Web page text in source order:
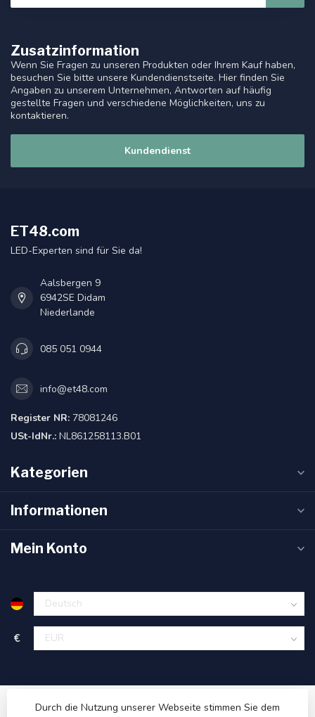
Zusatzinformation
Wenn Sie Fragen zu unseren Produkten oder Ihrem Kauf haben,
besuchen Sie bitte unsere Kundendienstseite. Hier finden Sie
Angaben zu unserem Unternehmen, Antworten auf häufig
gestellte Fragen und verschiedene Möglichkeiten, uns zu
kontaktieren.
Kundendienst
ET48.com
LED-Experten sind für Sie da!
Aalsbergen 9
6942SE Didam
Niederlande
085 051 0944
info@et48.com
Register NR: 78081246
USt-IdNr.: NL861258113.B01
Kategorien
Informationen
Mein Konto
€
Durch die Nutzung unserer Webseite stimmen Sie dem